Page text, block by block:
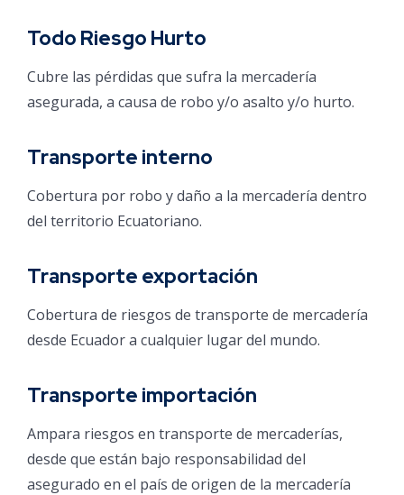
Todo Riesgo Hurto
Cubre las pérdidas que sufra la mercadería
asegurada, a causa de robo y/o asalto y/o hurto.
Transporte interno
Cobertura por robo y daño a la mercadería dentro
del territorio Ecuatoriano.
Transporte exportación
Cobertura de riesgos de transporte de mercadería
desde Ecuador a cualquier lugar del mundo.
Transporte importación
Ampara riesgos en transporte de mercaderías,
desde que están bajo responsabilidad del
asegurado en el país de origen de la mercadería